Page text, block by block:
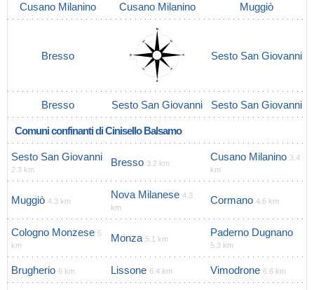
Cusano Milanino Cusano Milanino Muggiò
Bresso Sesto San Giovanni
Bresso Sesto San Giovanni Sesto San Giovanni
Comuni confinanti di Cinisello Balsamo
Sesto San Giovanni
2.3 km
Bresso 3.2 km
Cusano Milanino 3.4
km
Muggiò 4.3 km
Nova Milanese 4.3
km
Cormano 4.6 km
Cologno Monzese 5
km
Monza 5.1 km
Paderno Dugnano
5.3 km
Brugherio 6 km Lissone 6.4 km Vimodrone 6.6 km